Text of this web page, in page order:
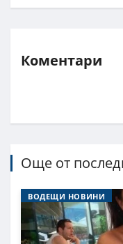
Коментари
Още от
ВОДЕЩИ НОВИНИ